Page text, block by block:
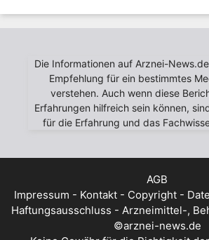
Die Informationen auf Arznei-
Empfehlung für ein bestimmtes
verstehen. Auch wenn diese
Erfahrungen hilfreich sein können,
für die Erfahrung und das
AGB
Impressum - Kontakt - Copyright -
Haftungsausschluss - Arzneimittel-,
©arznei-news.de